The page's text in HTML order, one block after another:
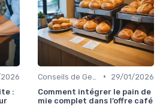
:
•
29/01/2026
Comment intégrer le pain de
mie complet dans l’offre café